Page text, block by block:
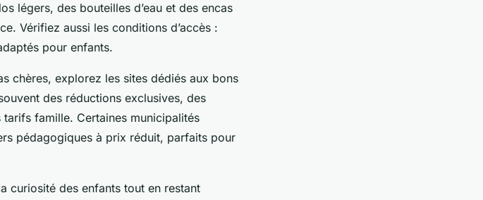
légers, des bouteilles d’eau et des encas
Vérifiez aussi les conditions d’accès :
pour enfants.
chères, explorez les sites dédiés aux bons
des réductions exclusives, des
famille. Certaines municipalités
pédagogiques à prix réduit, parfaits pour
curiosité des enfants tout en restant